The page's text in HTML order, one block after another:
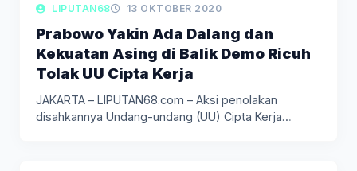
LIPUTAN BERITA
LIPUTAN68 13 OKTOBER 2020
Prabowo Yakin Ada Dalang dan
Kekuatan Asing di Balik Demo Ricuh
Tolak UU Cipta Kerja
JAKARTA – LIPUTAN68.com – Aksi penolakan
disahkannya Undang-undang (UU) Cipta Kerja